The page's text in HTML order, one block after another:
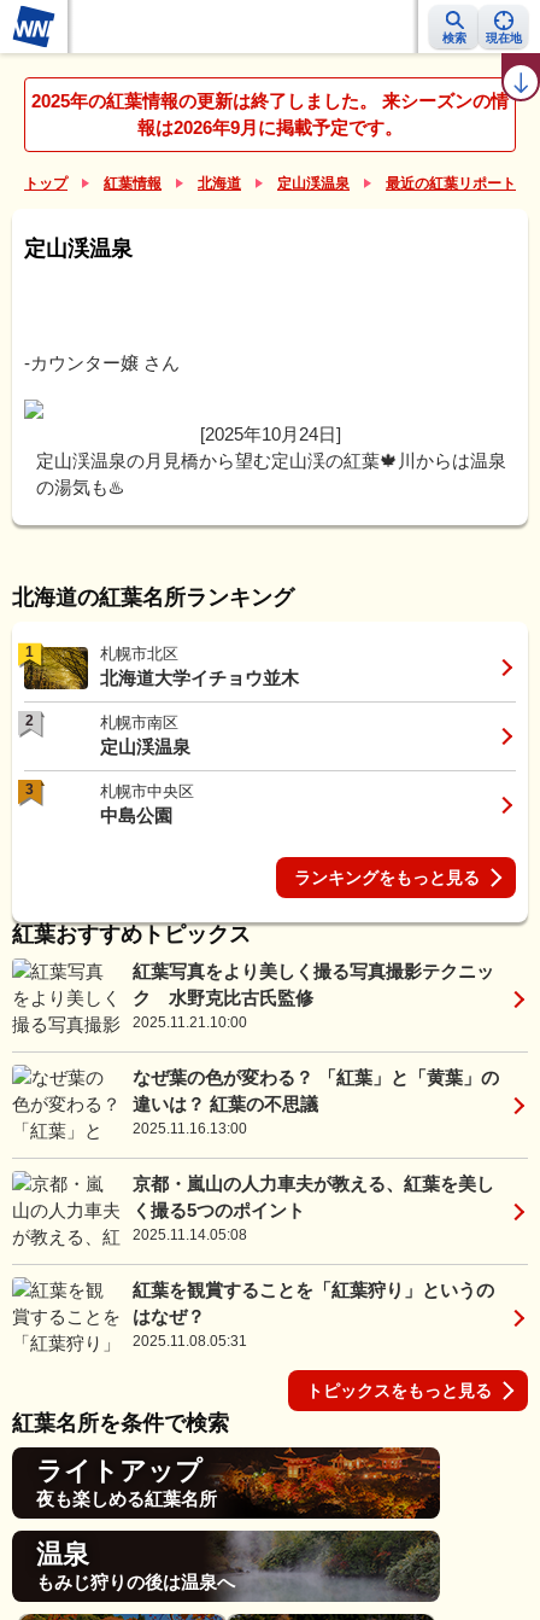
検索 現在地
紅葉レーダー 紅葉ニュース 京都 見頃カレンダー 名所ランキング
2025年の紅葉情報の更新は終了しました。 来シーズンの情
報は2026年9月に掲載予定です。
トップ 紅葉情報 北海道 定山渓温泉 最近の紅葉リポート（
定山渓温泉
-カウンター嬢 さん
[2025年10月24日]
定山渓温泉の月見橋から望む定山渓の紅葉🍁川からは温泉
の湯気も♨️
北海道の紅葉名所ランキング
1 札幌市北区
北海道大学イチョウ並木
2 札幌市南区
定山渓温泉
3 札幌市中央区
中島公園
ランキングをもっと見る
紅葉おすすめトピックス
紅葉写真をより美しく撮る写真撮影テクニッ
ク 水野克比古氏監修
2025.11.21.10:00
なぜ葉の色が変わる？ 「紅葉」と「黄葉」の
違いは？ 紅葉の不思議
2025.11.16.13:00
京都・嵐山の人力車夫が教える、紅葉を美し
く撮る5つのポイント
2025.11.14.05:08
紅葉を観賞することを「紅葉狩り」というの
はなぜ？
2025.11.08.05:31
トピックスをもっと見る
紅葉名所を条件で検索
ライトアップ
夜も楽しめる紅葉名所
温泉
もみじ狩りの後は温泉へ